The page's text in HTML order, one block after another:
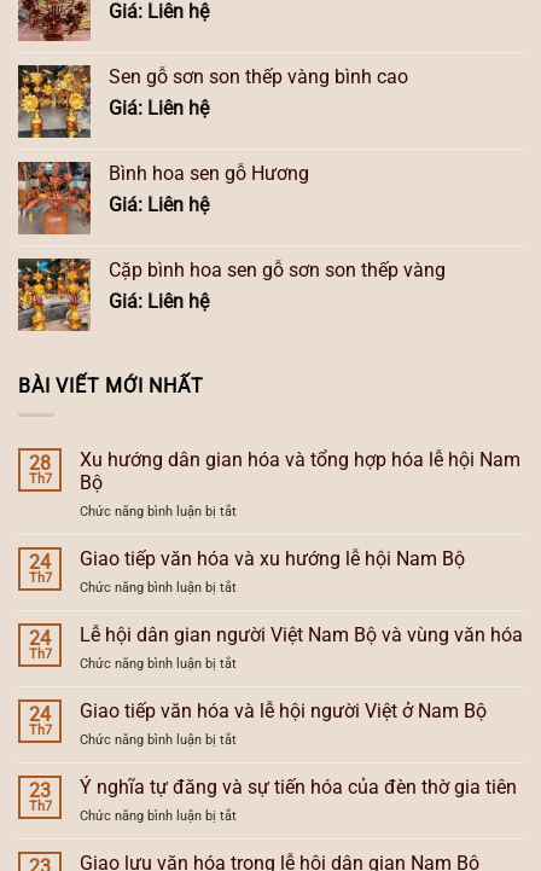
Giá: Liên hệ
Sen gỗ sơn son thếp vàng bình cao
Giá: Liên hệ
Bình hoa sen gỗ Hương
Giá: Liên hệ
Cặp bình hoa sen gỗ sơn son thếp vàng
Giá: Liên hệ
BÀI VIẾT MỚI NHẤT
28
Th7
Xu hướng dân gian hóa và tổng hợp hóa lễ hội Nam
Bộ
Chức năng bình luận bị tắtở
Xu
hướng
gian
hóa
và
lễ
hội
Bộ
24
Th7
Giao tiếp văn hóa và xu hướng lễ hội Nam Bộ
Chức năng bình luận bị tắtở
Giao
tiếp
văn
hóa
và
xu
Nam
Bộ
24
Th7
Lễ hội dân gian người Việt Nam Bộ và vùng văn hóa
Chức năng bình luận bị tắtở
Lễ
hội
gian
người
Việt
24
Th7
Giao tiếp văn hóa và lễ hội người Việt ở Nam Bộ
Chức năng bình luận bị tắtở
Giao
tiếp
hóa
và
lễ
23
Th7
Ý nghĩa tự đăng và sự tiến hóa của đèn thờ gia tiên
Chức năng bình luận bị tắtở
Ý
nghĩa
Giao lưu văn hóa trong lễ hội dân gian Nam Bộ